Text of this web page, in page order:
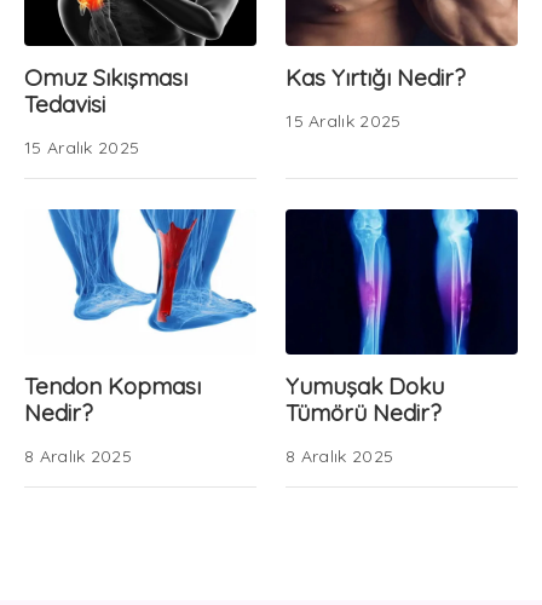
Omuz Sıkışması
Tedavisi
15 Aralık 2025
Kas Yırtığı Nedir?
15 Aralık 2025
Tendon Kopması
Nedir?
8 Aralık 2025
Yumuşak Doku
Tümörü Nedir?
8 Aralık 2025